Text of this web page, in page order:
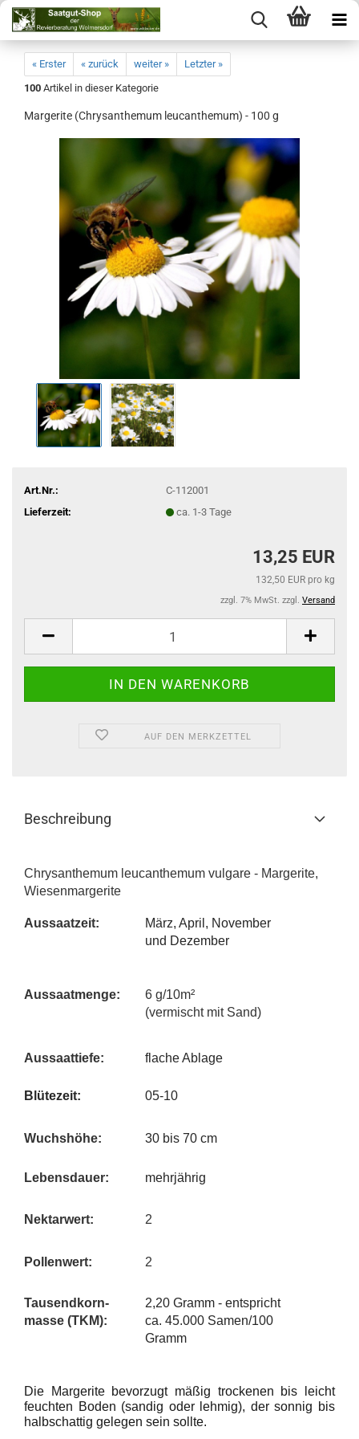
« Erster « zurück weiter »
Letzter »
100 Artikel in dieser Kategorie
Margerite (Chrysanthemum leucanthemum) - 100 g
Art.Nr.:
C-112001
Lieferzeit:
ca. 1-3 Tage
13,25 EUR
132,50 EUR pro kg
zzgl. 7% MwSt. zzgl. Versand
AUF DEN MERKZETTEL
Beschreibung
Chrysanthemum leucanthemum vulgare - Margerite,
Wiesenmargerite
Aussaatzeit:
März, April, November
und Dezember
Aussaatmenge:
6 g/10m²
(vermischt mit Sand)
Aussaattiefe: flache Ablage
Blütezeit: 05-10
Wuchshöhe: 30 bis 70 cm
Lebensdauer: mehrjährig
Nektarwert: 2
Pollenwert: 2
Tausendkorn-
masse (TKM):
2,20 Gramm - entspricht
ca. 45.000 Samen/100
Gramm
Die Margerite bevorzugt mäßig trockenen bis leicht
feuchten Boden (sandig oder lehmig), der sonnig bis
halbschattig gelegen sein sollte.